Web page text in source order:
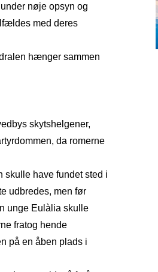
nøje opsyn og
med deres
hænger sammen
skytshelgener,
da romerne
have fundet sted i
udbredes, men før
unge Eulàlia skulle
fratog hende
på en åben plads i